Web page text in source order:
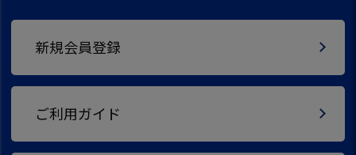
新規会員登録
ご利用ガイド